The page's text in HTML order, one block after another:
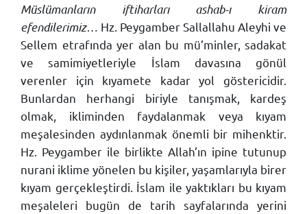
Müslümanların iftiharları ashab-ı kiram
efendilerimiz… Hz. Peygamber Sallallahu Aleyhi ve
Sellem etrafında yer alan bu mü’minler, sadakat
ve samimiyetleriyle İslam davasına gönül
verenler için kıyamete kadar yol göstericidir.
Bunlardan herhangi biriyle tanışmak, kardeş
olmak, ikliminden faydalanmak veya kıyam
meşalesinden aydınlanmak önemli bir mihenktir.
Hz. Peygamber ile birlikte Allah’ın ipine tutunup
nurani iklime yönelen bu kişiler, yaşamlarıyla birer
kıyam gerçekleştirdi. İslam ile yaktıkları bu kıyam
meşaleleri bugün de tarih sayfalarında yerini